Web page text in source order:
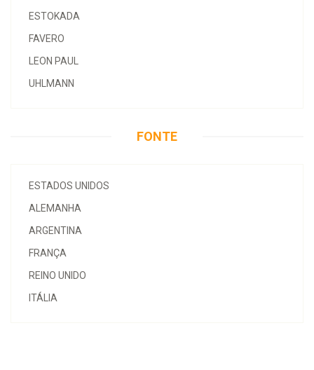
ESTOKADA
FAVERO
LEON PAUL
UHLMANN
FONTE
ESTADOS UNIDOS
ALEMANHA
ARGENTINA
FRANÇA
REINO UNIDO
ITÁLIA